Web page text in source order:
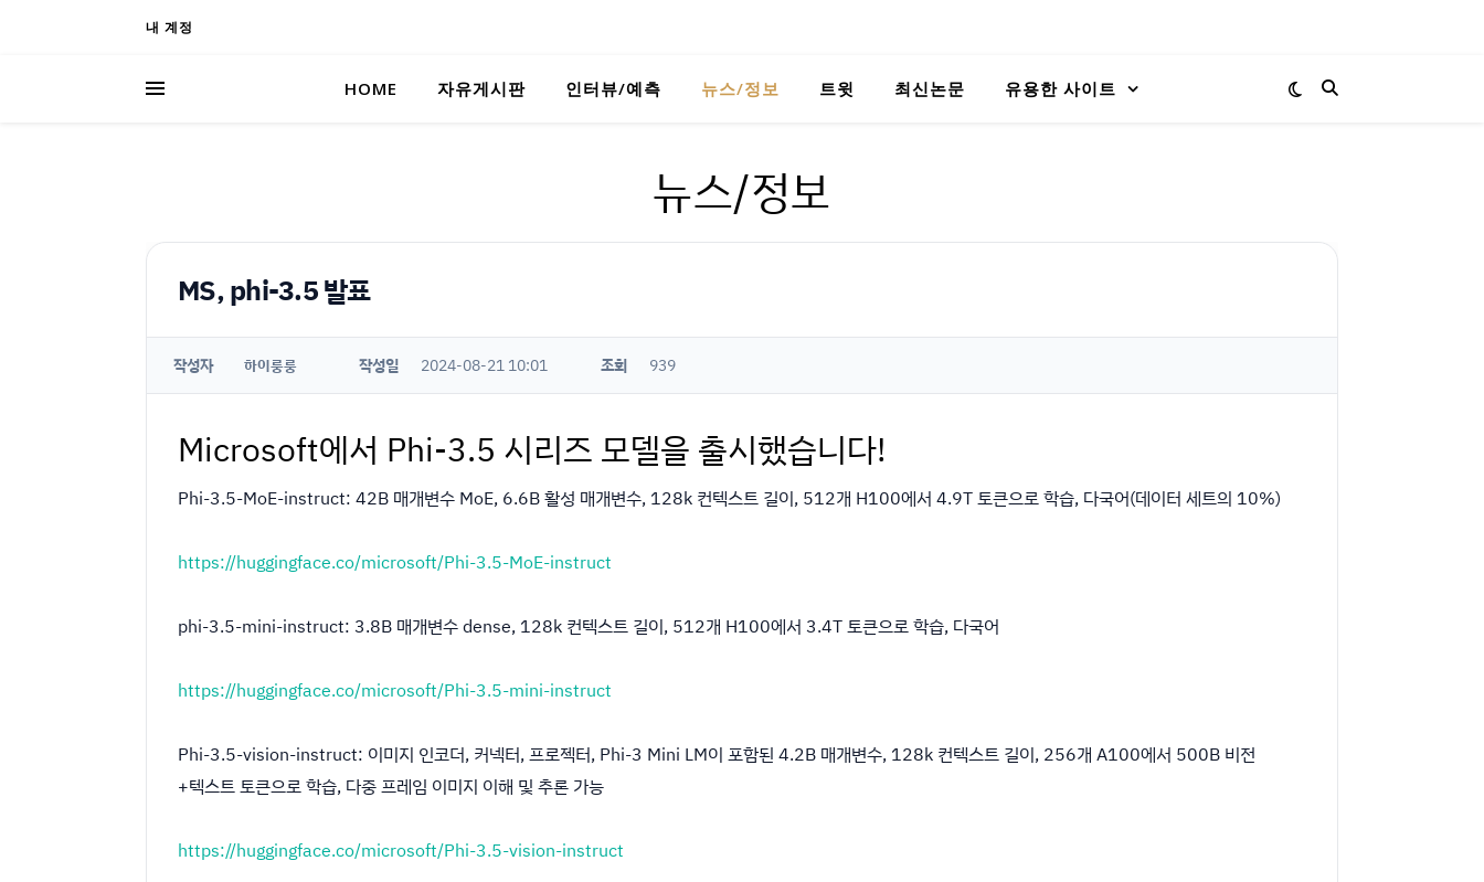
내 계정
HOME 자유게시판 인터뷰/예측 뉴스/정보 트윗 최신논문 유용한 사이트
뉴스/정보
MS, phi-3.5 발표
작성자 하이룽룽 작성일 2024-08-21 10:01 조회 939
Microsoft에서 Phi-3.5 시리즈 모델을 출시했습니다!
Phi-3.5-MoE-instruct: 42B 매개변수 MoE, 6.6B 활성 매개변수, 128k 컨텍스트 길이, 512개 H100에서 4.9T 토큰으로 학습, 다국어(데이터 세트의 10%)
https://huggingface.co/microsoft/Phi-3.5-MoE-instruct
phi-3.5-mini-instruct: 3.8B 매개변수 dense, 128k 컨텍스트 길이, 512개 H100에서 3.4T 토큰으로 학습, 다국어
https://huggingface.co/microsoft/Phi-3.5-mini-instruct
Phi-3.5-vision-instruct: 이미지 인코더, 커넥터, 프로젝터, Phi-3 Mini LM이 포함된 4.2B 매개변수, 128k 컨텍스트 길이, 256개 A100에서 500B 비전
+텍스트 토큰으로 학습, 다중 프레임 이미지 이해 및 추론 가능
https://huggingface.co/microsoft/Phi-3.5-vision-instruct